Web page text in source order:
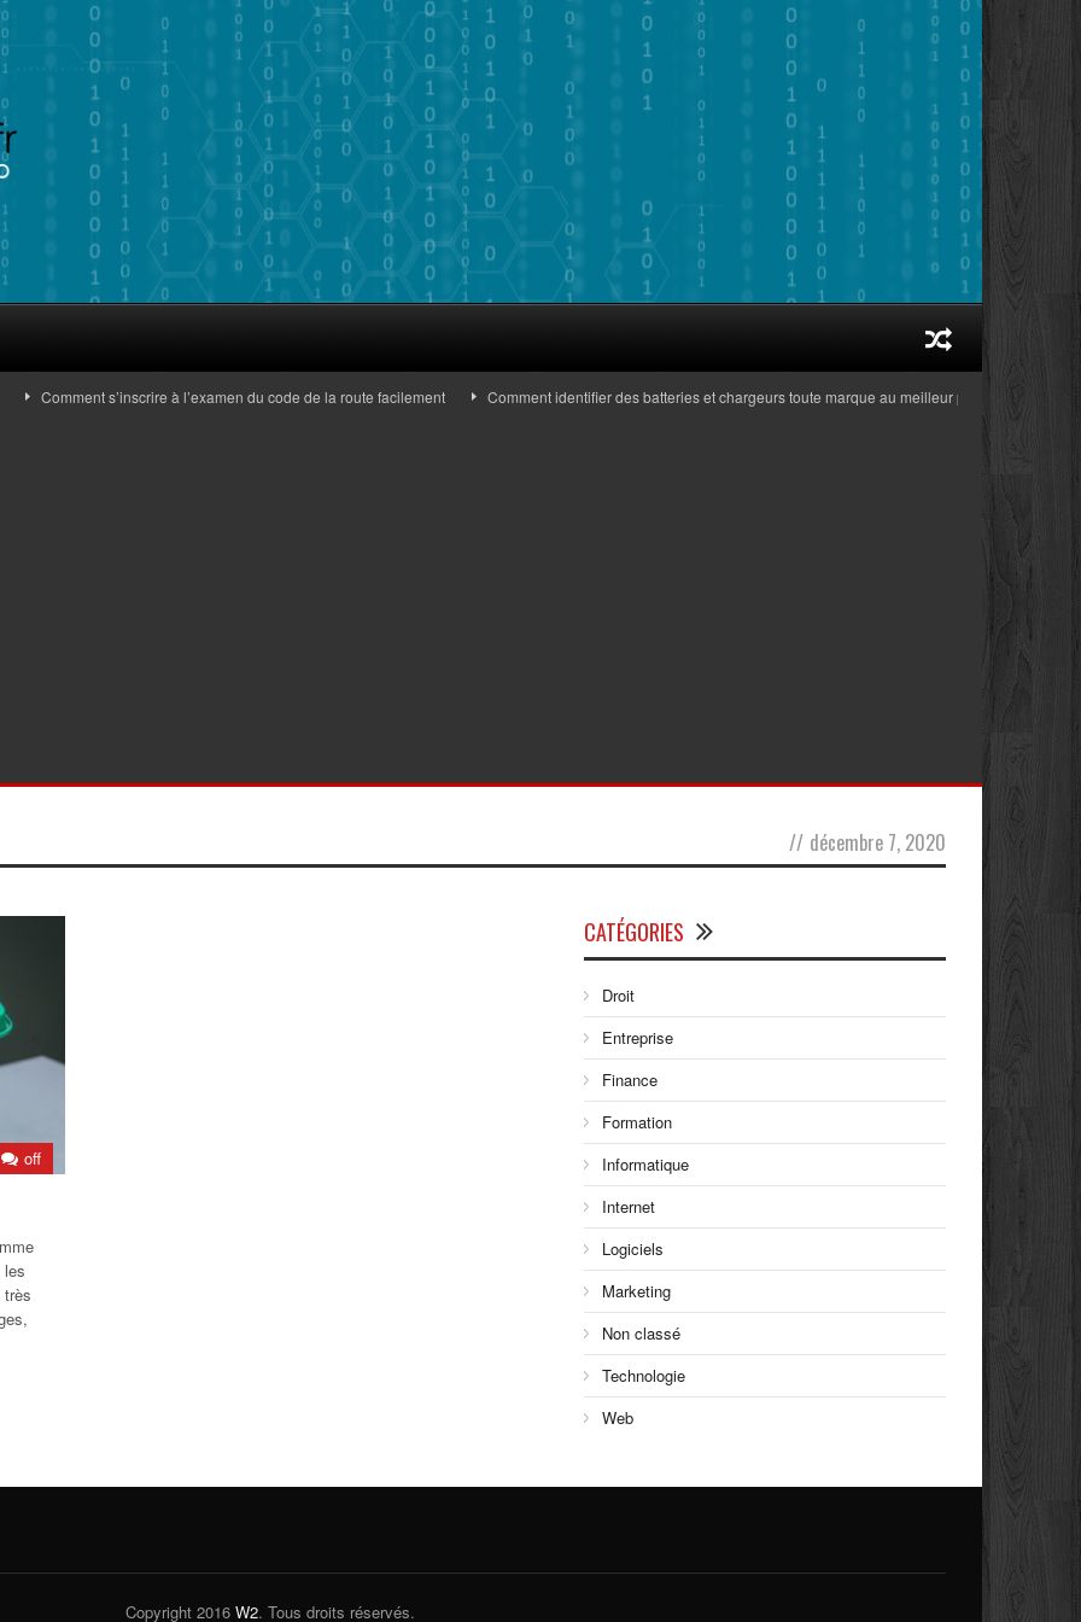
Comment s’inscrire à l’examen du code de la route facilement Comment identifier des batteries et chargeurs toute marque au meilleur prix adaptés aux
// décembre 7, 2020
off
les
CATÉGORIES
Droit
Entreprise
Finance
Formation
Informatique
Internet
Logiciels
Marketing
Non classé
Technologie
Web
Copyright 2016 W2. Tous droits réservés.